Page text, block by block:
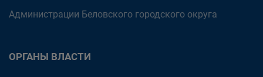
Администрации Беловского городского округа
ОРГАНЫ ВЛАСТИ